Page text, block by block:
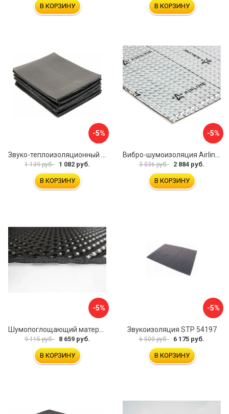
В КОРЗИНУ В КОРЗИНУ
-5%
1 139 руб. 1 082 руб.
В КОРЗИНУ
-5%
3 036 руб. 2 884 руб.
В КОРЗИНУ
-5%
9 115 руб. 8 659 руб.
В КОРЗИНУ
-5%
Звукоизоляция STP 54197
6 500 руб. 6 175 руб.
В КОРЗИНУ